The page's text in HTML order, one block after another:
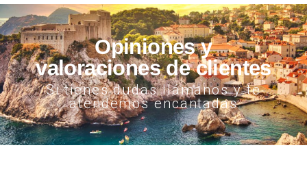
Opiniones y
valoraciones de clientes
Si tienes dudas llámanos y te
atendemos encantadas